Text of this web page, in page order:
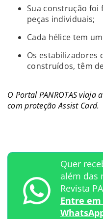
Sua construção foi
peças individuais;
Cada hélice tem
Os estabilizadores
construídos, têm
O Portal PANROTAS viaja
com proteção Assist Card.
Quer
além das
Revista
Entre